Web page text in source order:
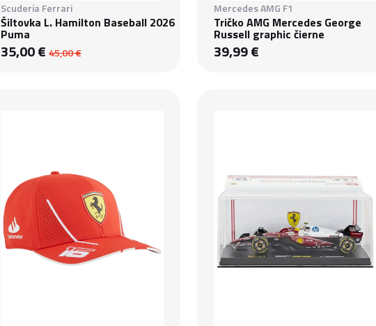
Scuderia Ferrari
Šiltovka L. Hamilton Baseball 2026
Puma
35,00 € 45,00 €
Mercedes AMG F1
Tričko AMG Mercedes George
Russell graphic čierne
39,99 €